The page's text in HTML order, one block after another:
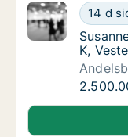
14 d
K,
Susanne søger